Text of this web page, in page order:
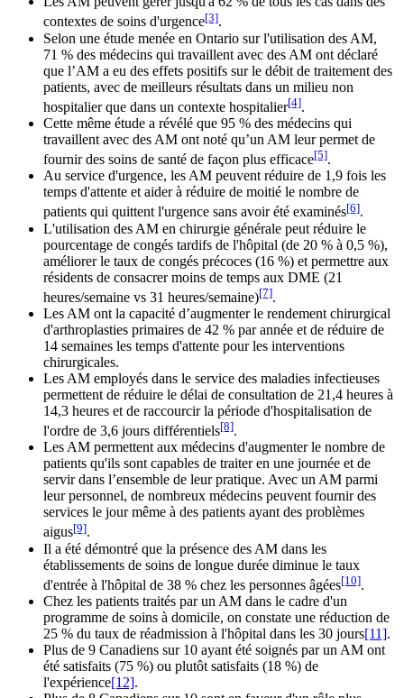
contextes de soins d'urgence[3].
Selon une étude menée en Ontario sur l'utilisation des AM,
71 % des médecins qui travaillent avec des AM ont déclaré
que l’AM a eu des effets positifs sur le débit de traitement des
patients, avec de meilleurs résultats dans un milieu non
hospitalier que dans un contexte hospitalier[4].
Cette même étude a révélé que 95 % des médecins qui
travaillent avec des AM ont noté qu’un AM leur permet de
fournir des soins de santé de façon plus efficace[5].
Au service d'urgence, les AM peuvent réduire de 1,9 fois les
temps d'attente et aider à réduire de moitié le nombre de
patients qui quittent l'urgence sans avoir été examinés[6].
L'utilisation des AM en chirurgie générale peut réduire le
pourcentage de congés tardifs de l'hôpital (de 20 % à 0,5 %),
améliorer le taux de congés précoces (16 %) et permettre aux
résidents de consacrer moins de temps aux DME (21
heures/semaine vs 31 heures/semaine)[7].
Les AM ont la capacité d’augmenter le rendement chirurgical
d'arthroplasties primaires de 42 % par année et de réduire de
14 semaines les temps d'attente pour les interventions
chirurgicales.
Les AM employés dans le service des maladies infectieuses
permettent de réduire le délai de consultation de 21,4 heures à
14,3 heures et de raccourcir la période d'hospitalisation de
l'ordre de 3,6 jours différentiels[8].
Les AM permettent aux médecins d'augmenter le nombre de
patients qu'ils sont capables de traiter en une journée et de
servir dans l’ensemble de leur pratique. Avec un AM parmi
leur personnel, de nombreux médecins peuvent fournir des
services le jour même à des patients ayant des problèmes
aigus[9].
Il a été démontré que la présence des AM dans les
établissements de soins de longue durée diminue le taux
d'entrée à l'hôpital de 38 % chez les personnes âgées[10].
Chez les patients traités par un AM dans le cadre d'un
programme de soins à domicile, on constate une réduction de
25 % du taux de réadmission à l'hôpital dans les 30 jours[11].
Plus de 9 Canadiens sur 10 ayant été soignés par un AM ont
été satisfaits (75 %) ou plutôt satisfaits (18 %) de
l'expérience[12].